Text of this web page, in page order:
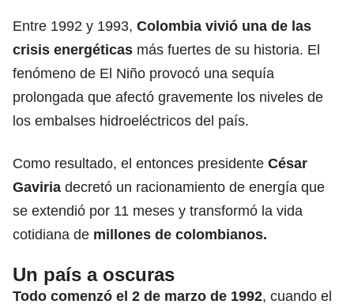
Entre 1992 y 1993, Colombia vivió una de las
crisis energéticas más fuertes de su historia. El
fenómeno de El Niño provocó una sequía
prolongada que afectó gravemente los niveles de
los embalses hidroeléctricos del país.
Como resultado, el entonces presidente César
Gaviria decretó un racionamiento de energía que
se extendió por 11 meses y transformó la vida
cotidiana de millones de colombianos.
Un país a oscuras
Todo comenzó el 2 de marzo de 1992, cuando el